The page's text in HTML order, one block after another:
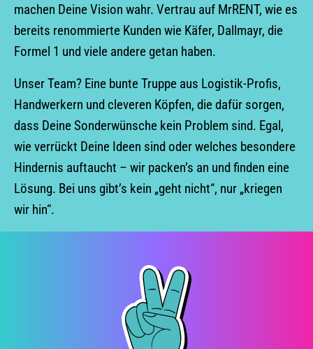
machen Deine Vision wahr. Vertrau auf MrRENT, wie es
bereits renommierte Kunden wie Käfer, Dallmayr, die
Formel 1 und viele andere getan haben.
Unser Team? Eine bunte Truppe aus Logistik-Profis,
Handwerkern und cleveren Köpfen, die dafür sorgen,
dass Deine Sonderwünsche kein Problem sind. Egal,
wie verrückt Deine Ideen sind oder welches besondere
Hindernis auftaucht – wir packen’s an und finden eine
Lösung. Bei uns gibt’s kein „geht nicht“, nur „kriegen
wir hin“.